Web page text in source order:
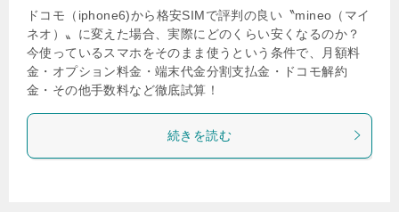
ドコモ（iphone6)から格安SIMで評判の良い〝mineo（マイ
ネオ）〟に変えた場合、実際にどのくらい安くなるのか？
今使っているスマホをそのまま使うという条件で、月額料
金・オプション料金・端末代金分割支払金・ドコモ解約
金・その他手数料など徹底試算！
続きを読む